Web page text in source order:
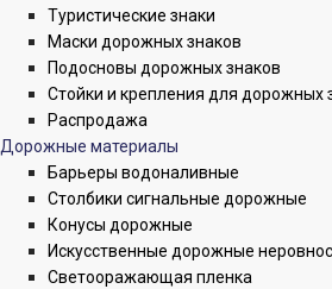
Туристические знаки
Маски дорожных знаков
Подосновы дорожных знаков
Стойки и крепления для дорожных
Распродажа
Дорожные материалы
Барьеры водоналивные
Столбики сигнальные дорожные
Конусы дорожные
Искусственные дорожные
Светооражающая пленка